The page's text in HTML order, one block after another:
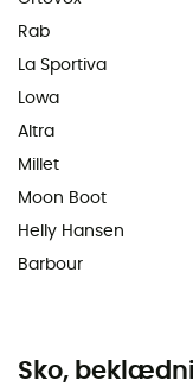
Rab
La Sportiva
Lowa
Altra
Millet
Moon Boot
Helly Hansen
Barbour
Sko,